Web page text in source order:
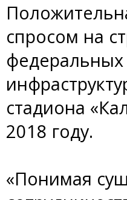
спросом на
федеральных
стадиона
2018 году.
«Понимая